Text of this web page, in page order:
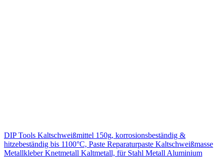
DIP Tools Kaltschweißmittel 150g, korrosionsbeständig &
hitzebeständig bis 1100°C, Paste Reparaturpaste Kaltschweißmasse
Metallkleber Knetmetall Kaltmetall, für Stahl Metall Aluminium